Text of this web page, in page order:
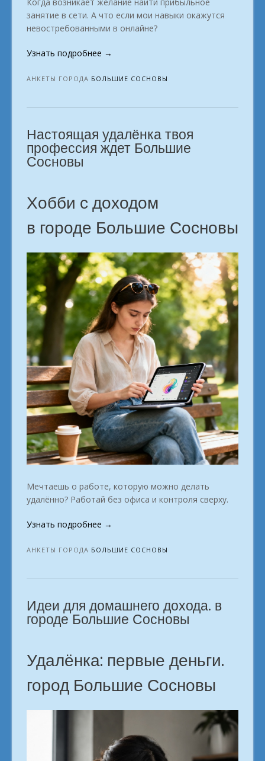
занятие в сети. А что если мои навыки окажутся
невостребованными в онлайне?
Узнать подробнее «Профессии
в
в
Большие
Сосновы»
→
АНКЕТЫ ГОРОДА БОЛЬШИЕ СОСНОВЫ
Настоящая удалёнка твоя
профессия ждет Большие
Сосновы
Хобби с доходом
в городе Большие Сосновы
Мечтаешь о работе, которую можно делать
удалённо? Работай без офиса и контроля сверху.
Узнать подробнее «Настоящая
твоя
ждет
Сосновы»
→
АНКЕТЫ ГОРОДА БОЛЬШИЕ СОСНОВЫ
Идеи для домашнего дохода. в
городе Большие Сосновы
Удалёнка: первые деньги.
город Большие Сосновы